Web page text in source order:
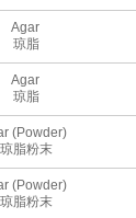
Agar
琼脂
Agar
琼脂
(Powder)
琼脂粉末
(Powder)
琼脂粉末